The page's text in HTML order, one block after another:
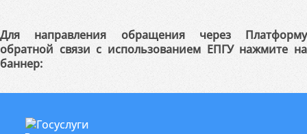
Для направления обращения через Платформу
обратной связи с использованием ЕПГУ нажмите на
баннер: